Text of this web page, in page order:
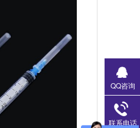
QQ咨询
联系电话